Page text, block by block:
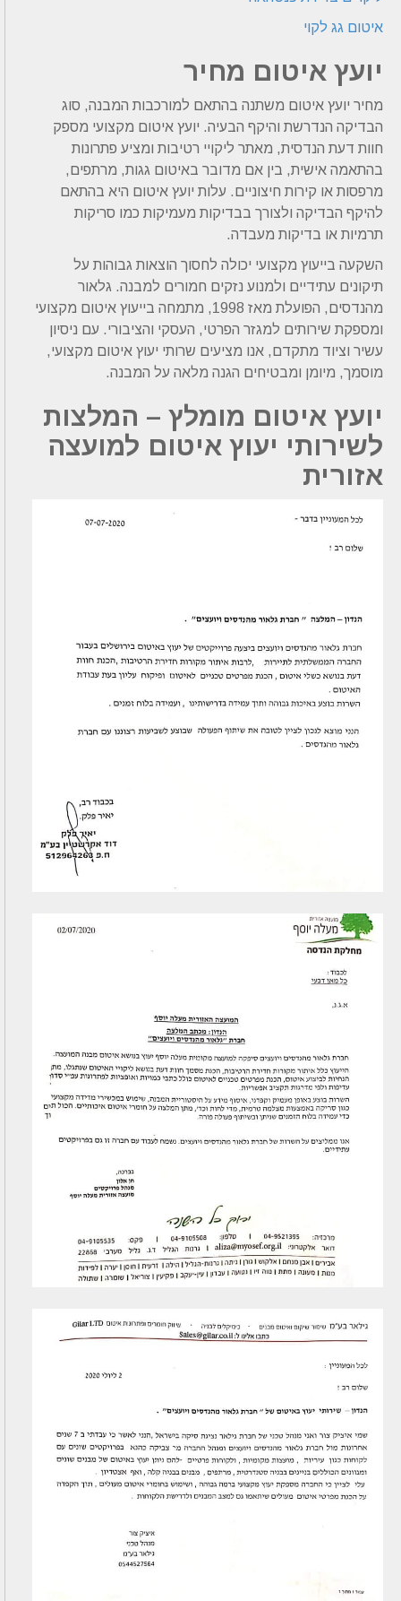
איטום גג לקוי
יועץ איטום מחיר
מחיר יועץ איטום משתנה בהתאם למורכבות המבנה, סוג
הבדיקה הנדרשת והיקף הבעיה. יועץ איטום מקצועי מספק
חוות דעת הנדסית, מאתר ליקויי רטיבות ומציע פתרונות
בהתאמה אישית, בין אם מדובר באיטום גגות, מרתפים,
מרפסות או קירות חיצוניים. עלות יועץ איטום היא בהתאם
להיקף הבדיקה ולצורך בבדיקות מעמיקות כמו סריקות
תרמיות או בדיקות מעבדה.
השקעה בייעוץ מקצועי יכולה לחסוך הוצאות גבוהות על
תיקונים עתידיים ולמנוע נזקים חמורים למבנה. גלאור
מהנדסים, הפועלת מאז 1998, מתמחה בייעוץ איטום מקצועי
ומספקת שירותים למגזר הפרטי, העסקי והציבורי. עם ניסיון
עשיר וציוד מתקדם, אנו מציעים שרותי יעוץ איטום מקצועי,
מוסמך, מיומן ומבטיחים הגנה מלאה על המבנה.
יועץ איטום מומלץ – המלצות
לשירותי יעוץ איטום למועצה
אזורית